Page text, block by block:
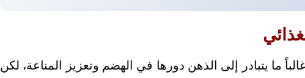
ما يتبادر إلى الذهن دورها في الهضم وتعزيز المناعة، لكن